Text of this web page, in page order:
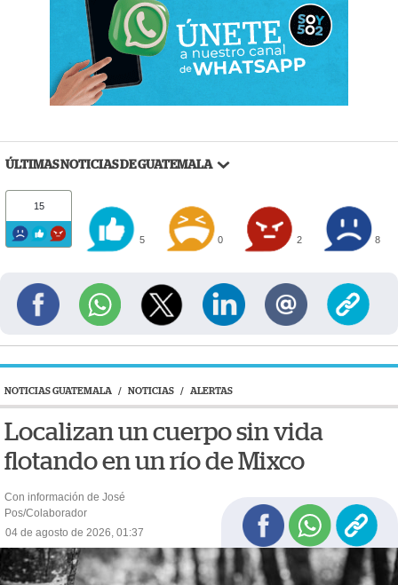
ÚLTIMAS NOTICIAS DE GUATEMALA
15
5 0 2 8
NOTICIAS GUATEMALA / NOTICIAS / ALERTAS
Localizan un cuerpo sin vida
flotando en un río de Mixco
Con información de José
Pos/Colaborador
04 de agosto de 2026, 01:37